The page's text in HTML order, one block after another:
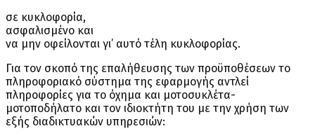
σε κυκλοφορία,
ασφαλισμένο και
να μην οφείλονται γι’ αυτό τέλη κυκλοφορίας.
Για τον σκοπό της επαλήθευσης των προϋποθέσεων το
πληροφοριακό σύστημα της εφαρμογής αντλεί
πληροφορίες για το όχημα και μοτοσυκλέτα-
μοτοποδήλατο και τον ιδιοκτήτη του με την χρήση των
εξής διαδικτυακών υπηρεσιών: